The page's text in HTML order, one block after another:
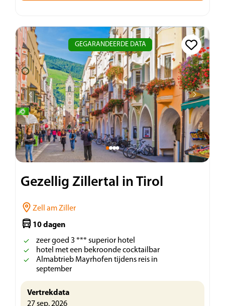
GEGARANDEERDE DATA
Gezellig Zillertal in Tirol
Zell am Ziller
10 dagen
zeer goed 3 *** superior hotel
hotel met een bekroonde cocktailbar
Almabtrieb Mayrhofen tijdens reis in
september
Vertrekdata
27 sep. 2026